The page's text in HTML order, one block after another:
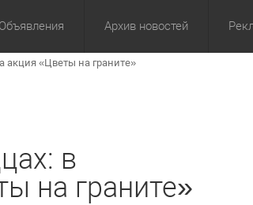
Политика Спорт
Объявления Архив новостей
За сутки
акция «Цветы на граните»
в
на граните»